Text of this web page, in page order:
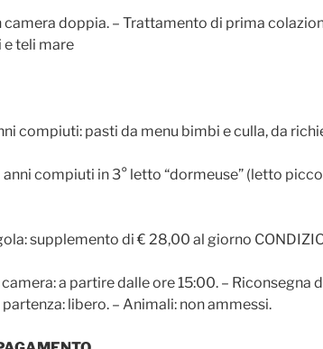
camera doppia. – Trattamento di prima
teli mare
compiuti: pasti da menu bimbi e culla, da
compiuti in 3° letto “dormeuse” (letto
supplemento di € 28,00 al giorno
a partire dalle ore 15:00. – Riconsegna
libero. – Animali: non ammessi.